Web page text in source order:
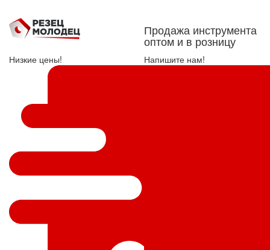
Продажа инструмента
оптом и в розницу
Низкие цены! Напишите нам!